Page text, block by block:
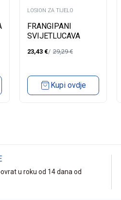
LOSION ZA TIJELO
FRANGIPANI
SVIJETLUCAVA
150ML
23,43 € 29,29€
Kupi ovdje
u roku od 14 dana od